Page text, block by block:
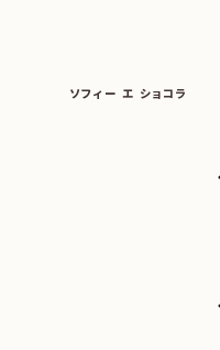
ソフィー エ ショコラ
||